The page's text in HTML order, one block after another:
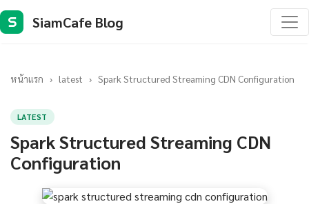
S SiamCafe Blog
หน้าแรก › latest › Spark Structured Streaming CDN Configuration
LATEST
Spark Structured Streaming CDN
Configuration